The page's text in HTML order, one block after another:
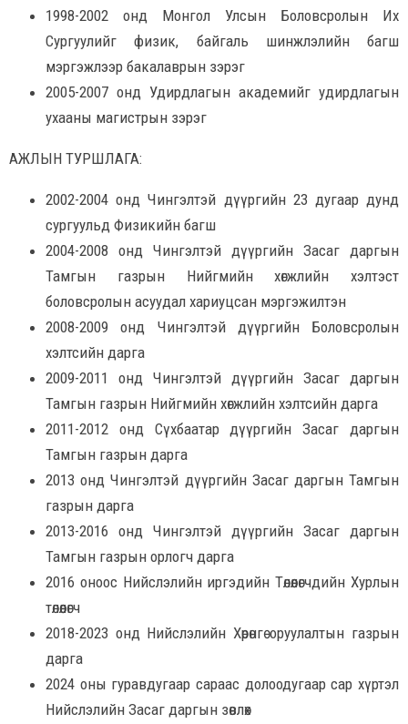
1998-2002 онд Монгол Улсын Боловсролын Их
Сургуулийг физик, байгаль шинжлэлийн багш
мэргэжлээр бакалаврын зэрэг
2005-2007 онд Удирдлагын академийг удирдлагын
ухааны магистрын зэрэг
АЖЛЫН ТУРШЛАГА:
2002-2004 онд Чингэлтэй дүүргийн 23 дугаар дунд
сургуульд Физикийн багш
2004-2008 онд Чингэлтэй дүүргийн Засаг даргын
Тамгын газрын Нийгмийн хөгжлийн хэлтэст
боловсролын асуудал хариуцсан мэргэжилтэн
2008-2009 онд Чингэлтэй дүүргийн Боловсролын
хэлтсийн дарга
2009-2011 онд Чингэлтэй дүүргийн Засаг даргын
Тамгын газрын Нийгмийн хөгжлийн хэлтсийн дарга
2011-2012 онд Сүхбаатар дүүргийн Засаг даргын
Тамгын газрын дарга
2013 онд Чингэлтэй дүүргийн Засаг даргын Тамгын
газрын дарга
2013-2016 онд Чингэлтэй дүүргийн Засаг даргын
Тамгын газрын орлогч дарга
2016 оноос Нийслэлийн иргэдийн Төлөөлөгчдийн Хурлын
төлөөлөгч
2018-2023 онд Нийслэлийн Хөрөнгө оруулалтын газрын
дарга
2024 оны гуравдугаар сараас долоодугаар сар хүртэл
Нийслэлийн Засаг даргын зөвлөх